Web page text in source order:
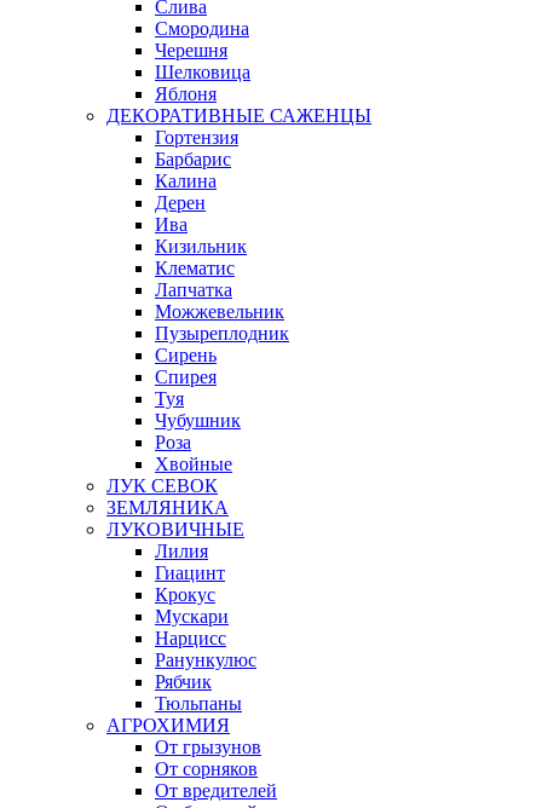
Слива
Смородина
Черешня
Шелковица
Яблоня
ДЕКОРАТИВНЫЕ САЖЕНЦЫ
Гортензия
Барбарис
Калина
Дерен
Ива
Кизильник
Клематис
Лапчатка
Можжевельник
Пузыреплодник
Сирень
Спирея
Туя
Чубушник
Роза
Хвойные
ЛУК СЕВОК
ЗЕМЛЯНИКА
ЛУКОВИЧНЫЕ
Лилия
Гиацинт
Крокус
Мускари
Нарцисс
Ранункулюс
Рябчик
Тюльпаны
АГРОХИМИЯ
От грызунов
От сорняков
От вредителей